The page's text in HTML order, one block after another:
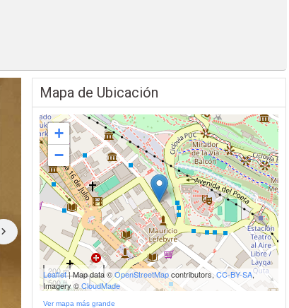
Mapa de Ubicación
+
−
200 m
500 ft
Leaflet| Map data ©OpenStreetMapcontributors,CC-BY-SA,
Imagery ©CloudMade
Ver mapa más grande